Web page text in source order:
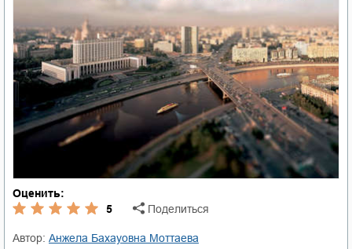
Оценить:
5
Поделиться
Автор:
Анжела Бахауовна Моттаева